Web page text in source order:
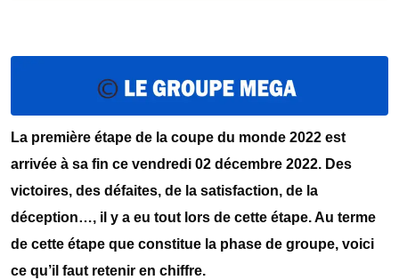
La première étape de la coupe du monde 2022 est
arrivée à sa fin ce vendredi 02 décembre 2022. Des
victoires, des défaites, de la satisfaction, de la
déception…, il y a eu tout lors de cette étape. Au terme
de cette étape que constitue la phase de groupe, voici
ce qu’il faut retenir en chiffre.